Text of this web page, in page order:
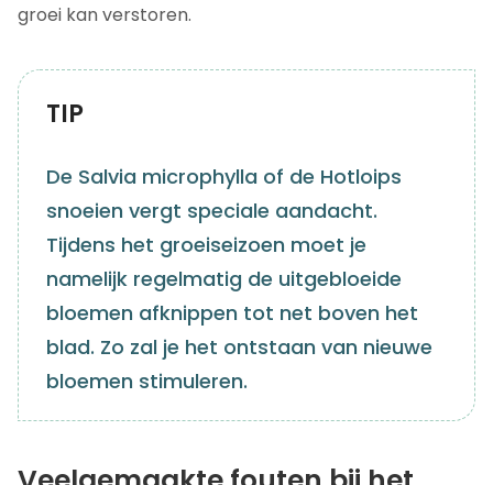
groei kan verstoren.
TIP
De Salvia microphylla of de Hotloips
snoeien vergt speciale aandacht.
Tijdens het groeiseizoen moet je
namelijk regelmatig de uitgebloeide
bloemen afknippen tot net boven het
blad. Zo zal je het ontstaan van nieuwe
bloemen stimuleren.